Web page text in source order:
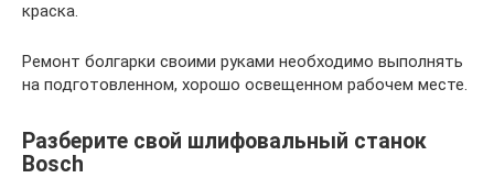
краска.
Ремонт болгарки своими руками необходимо выполнять
на подготовленном, хорошо освещенном рабочем месте.
Разберите свой шлифовальный станок
Bosch